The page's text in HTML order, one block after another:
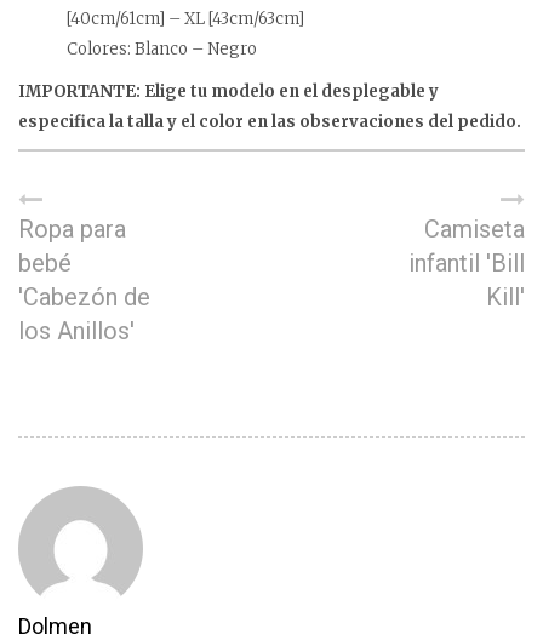
[40cm/61cm] – XL [43cm/63cm]
Colores: Blanco – Negro
IMPORTANTE: Elige tu modelo en el desplegable y
especifica la talla y el color en las observaciones del pedido.
Ropa para
bebé
'Cabezón de
los Anillos'
Camiseta
infantil 'Bill
Kill'
Dolmen